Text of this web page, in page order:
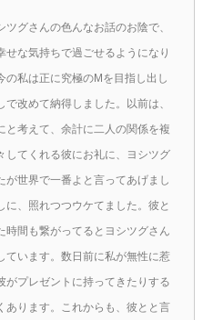
グさんの色んなお話のお陰で、
な気持ちで過ごせるようになり
の私は正に究極のMを目指し出し
改めて納得しました。以前は、
と考えて、余計に二人の関係を複
してくれる彼にお礼に、ヨシツグ
が世界で一番よと言ってあげまし
、照れつつウケてました。彼と
時間も繋がってるとヨシツグさん
ています。数日前に私が無性に惹
がプレゼントに持ってきたりする
あります。これからも、彼とと言